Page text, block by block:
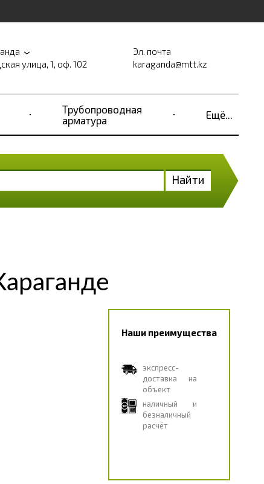
улица, 1, оф. 102
Эл. почта
karaganda@mtt.kz
Трубопроводная
арматура
Ещё...
Найти
Наши преимущества
экспресс-
доставка на
объект
наличный и
безналичный
расчёт